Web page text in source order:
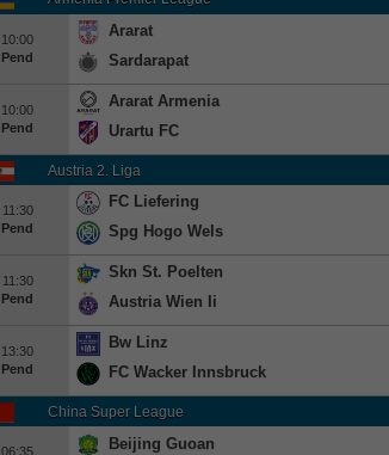
10:00
Pend
Ararat
Sardarapat
10:00
Pend
Ararat Armenia
Urartu FC
Austria 2. Liga
11:30
Pend
FC Liefering
Spg Hogo Wels
11:30
Pend
Skn St. Poelten
Austria Wien Ii
13:30
Pend
Bw Linz
FC Wacker Innsbruck
China Super League
06:35 Beijing Guoan